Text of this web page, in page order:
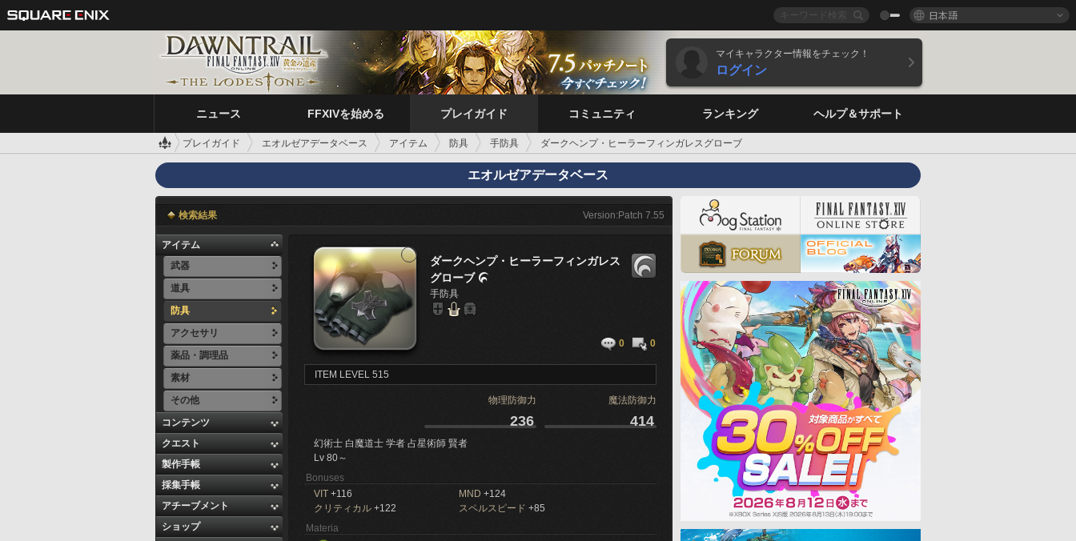
日本語
マイキャラクター情報をチェック！
ログイン
ニュース FFXIVを始める プレイガイド コミュニティ ランキング ヘルプ＆サポート
プレイガイド エオルゼアデータベース アイテム 防具 手防具 ダークヘンプ・ヒーラーフィンガレスグローブ
エオルゼアデータベース
検索結果 Version:Patch 7.55
アイテム
武器
道具
防具
アクセサリ
薬品・調理品
素材
その他
コンテンツ
クエスト
製作手帳
採集手帳
アチーブメント
ショップ
ダークヘンプ・ヒーラーフィンガレス
グローブ 
手防具
0 0
ITEM LEVEL 515
物理防御力 魔法防御力
236 414
幻術士 白魔道士 学者 占星術師 賢者
Lv 80～
Bonuses
VIT +116 MND +124
クリティカル +122 スペルスピード +85
Materia